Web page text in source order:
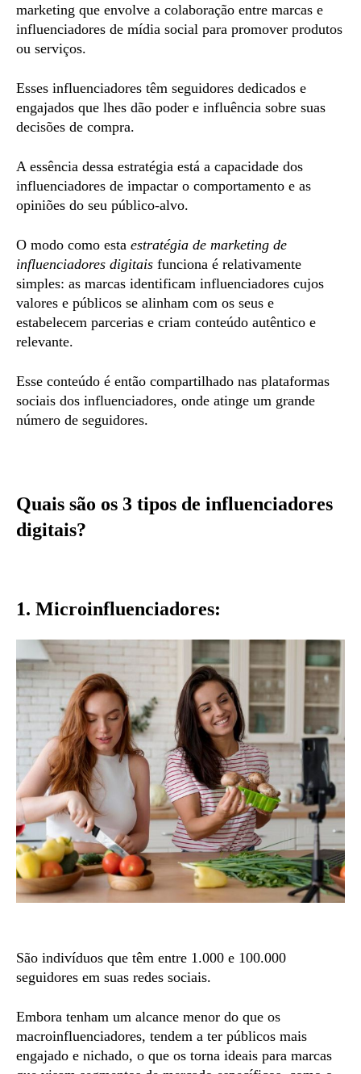
marketing que envolve a colaboração entre marcas e
influenciadores de mídia social para promover produtos
ou serviços.
Esses influenciadores têm seguidores dedicados e
engajados que lhes dão poder e influência sobre suas
decisões de compra.
A essência dessa estratégia está a capacidade dos
influenciadores de impactar o comportamento e as
opiniões do seu público-alvo.
O modo como esta estratégia de marketing de
influenciadores digitais funciona é relativamente
simples: as marcas identificam influenciadores cujos
valores e públicos se alinham com os seus e
estabelecem parcerias e criam conteúdo autêntico e
relevante.
Esse conteúdo é então compartilhado nas plataformas
sociais dos influenciadores, onde atinge um grande
número de seguidores.
Quais são os 3 tipos de influenciadores
digitais?
1. Microinfluenciadores:
São indivíduos que têm entre 1.000 e 100.000
seguidores em suas redes sociais.
Embora tenham um alcance menor do que os
macroinfluenciadores, tendem a ter públicos mais
engajado e nichado, o que os torna ideais para marcas